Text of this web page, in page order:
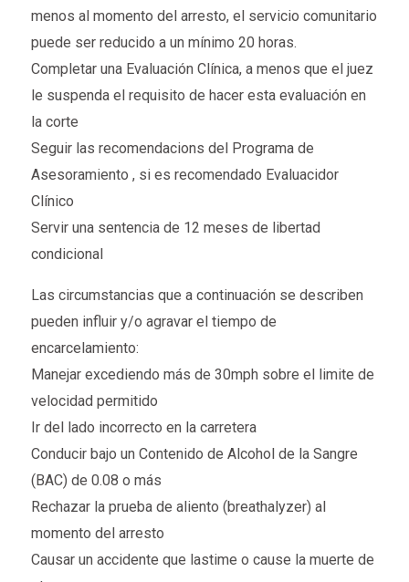
menos al momento del arresto, el servicio comunitario
puede ser reducido a un mínimo 20 horas.
Completar una Evaluación Clínica, a menos que el juez
le suspenda el requisito de hacer esta evaluación en
la corte
Seguir las recomendacions del Programa de
Asesoramiento , si es recomendado Evaluacidor
Clínico
Servir una sentencia de 12 meses de libertad
condicional
Las circumstancias que a continuación se describen
pueden influir y/o agravar el tiempo de
encarcelamiento:
Manejar excediendo más de 30mph sobre el limite de
velocidad permitido
Ir del lado incorrecto en la carretera
Conducir bajo un Contenido de Alcohol de la Sangre
(BAC) de 0.08 o más
Rechazar la prueba de aliento (breathalyzer) al
momento del arresto
Causar un accidente que lastime o cause la muerte de